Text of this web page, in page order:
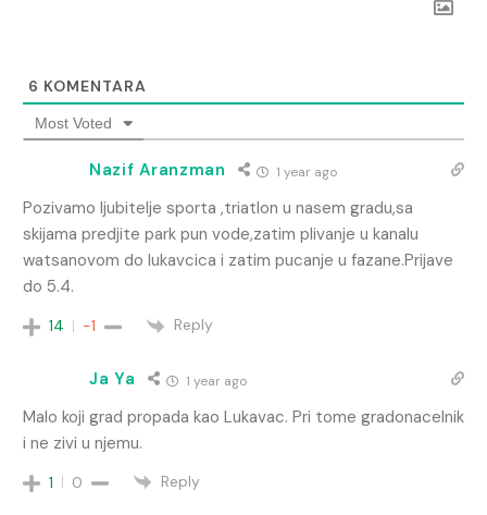
6 KOMENTARA
Most Voted
Nazif Aranzman 1 year ago
Pozivamo ljubitelje sporta ,triatlon u nasem gradu,sa
skijama predjite park pun vode,zatim plivanje u kanalu
watsanovom do lukavcica i zatim pucanje u fazane.Prijave
do 5.4.
14 -1 Reply
Ja Ya 1 year ago
Malo koji grad propada kao Lukavac. Pri tome gradonacelnik
i ne zivi u njemu.
1 0 Reply